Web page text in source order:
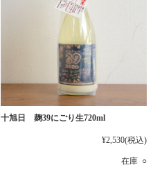
十旭日 麹39にごり生720ml
¥2,530(税込)
在庫 ○